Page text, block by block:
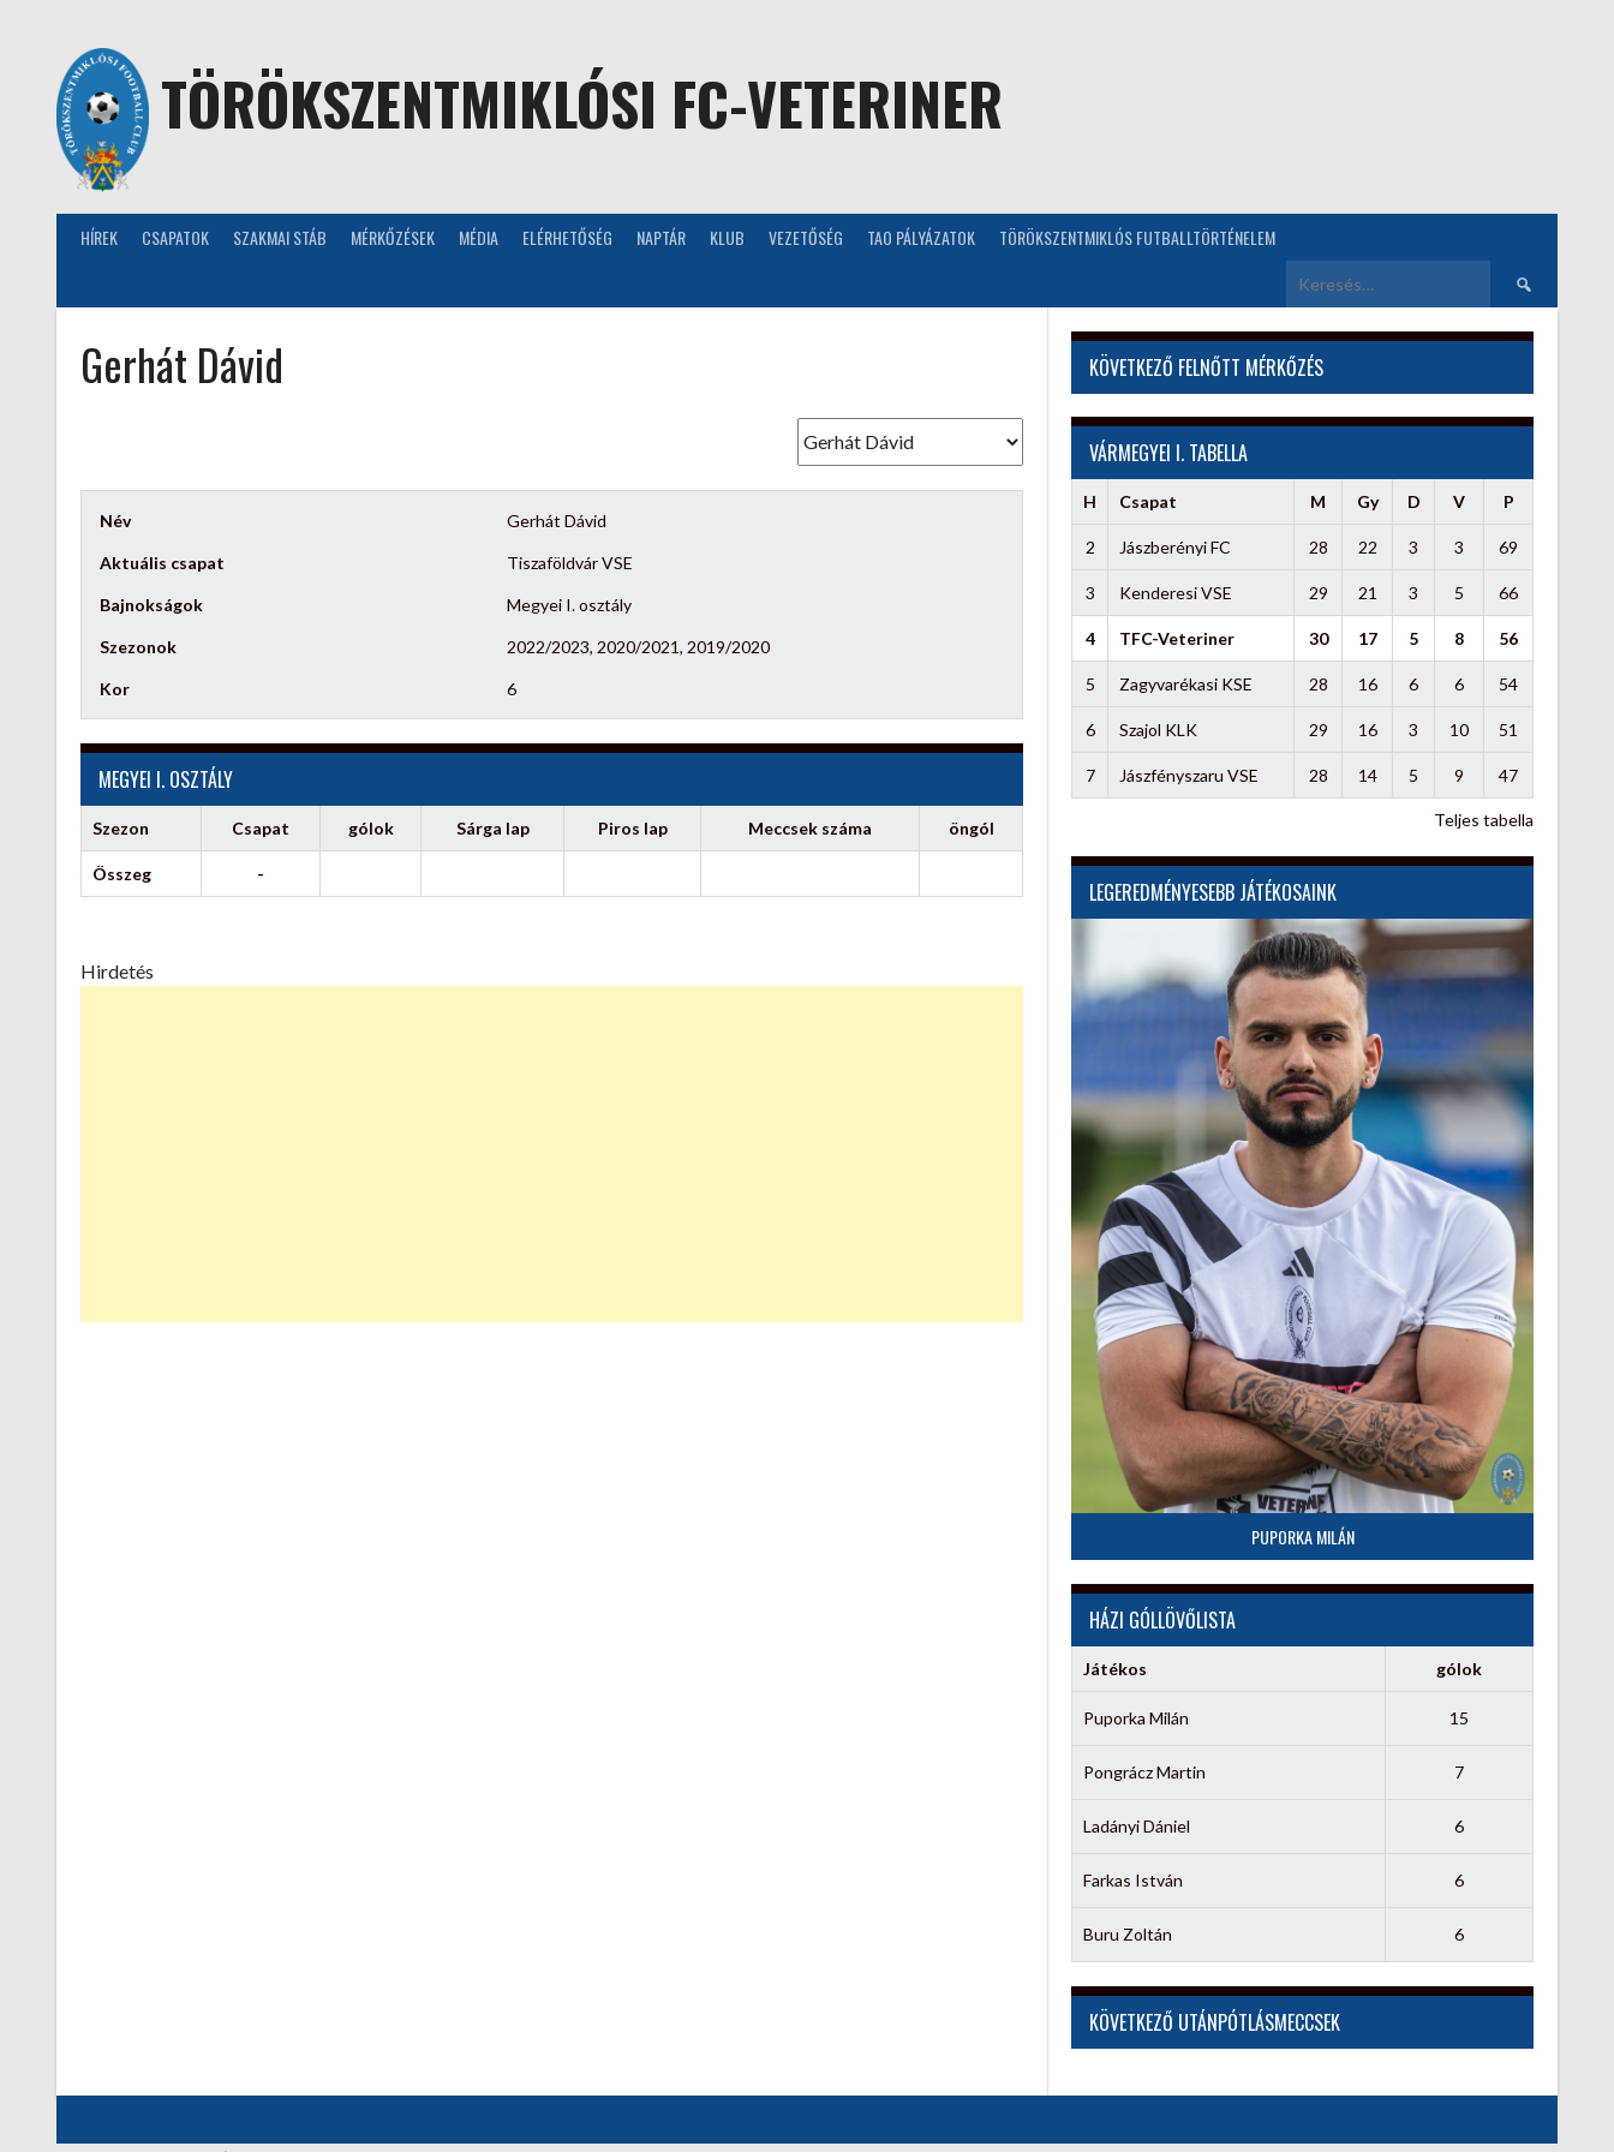
TÖRÖKSZENTMIKLÓSI FC-VETERINER
HÍREK CSAPATOK SZAKMAI STÁB MÉRKŐZÉSEK MÉDIA ELÉRHETŐSÉG NAPTÁR KLUB VEZETŐSÉG TAO PÁLYÁZATOK TÖRÖKSZENTMIKLÓS FUTBALLTÖRTÉNELEM
Keresés:
Gerhát Dávid
Név Gerhát Dávid
Aktuális csapat Tiszaföldvár VSE
Bajnokságok Megyei I. osztály
Szezonok 2022/2023, 2020/2021, 2019/2020
Kor 6
MEGYEI I. OSZTÁLY
Szezon Csapat gólok Sárga lap Piros lap Meccsek száma öngól
Összeg -
Hirdetés
KÖVETKEZŐ FELNŐTT MÉRKŐZÉS
VÁRMEGYEI I. TABELLA
H Csapat M Gy D V P
2 Jászberényi FC 28 22 3 3 69
3 Kenderesi VSE 29 21 3 5 66
4 TFC-Veteriner 30 17 5 8 56
5 Zagyvarékasi KSE 28 16 6 6 54
6 Szajol KLK 29 16 3 10 51
7 Jászfényszaru VSE 28 14 5 9 47
Teljes tabella
LEGEREDMÉNYESEBB JÁTÉKOSAINK
PUPORKA MILÁN
HÁZI GÓLLÖVŐLISTA
Játékos gólok
Puporka Milán 15
Pongrácz Martin 7
Ladányi Dániel 6
Farkas István 6
Buru Zoltán 6
KÖVETKEZŐ UTÁNPÓTLÁSMECCSEK